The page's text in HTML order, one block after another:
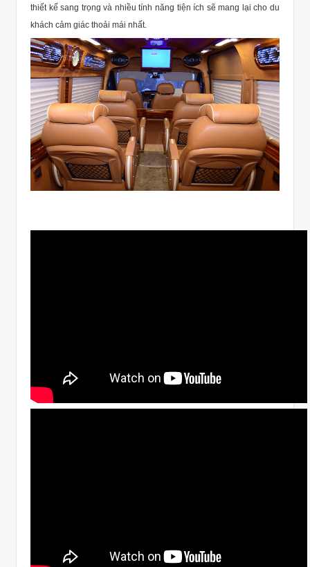
thiết kế sang trọng và nhiều tính năng tiện ích sẽ mang lại cho du
khách cảm giác thoải mái nhất.